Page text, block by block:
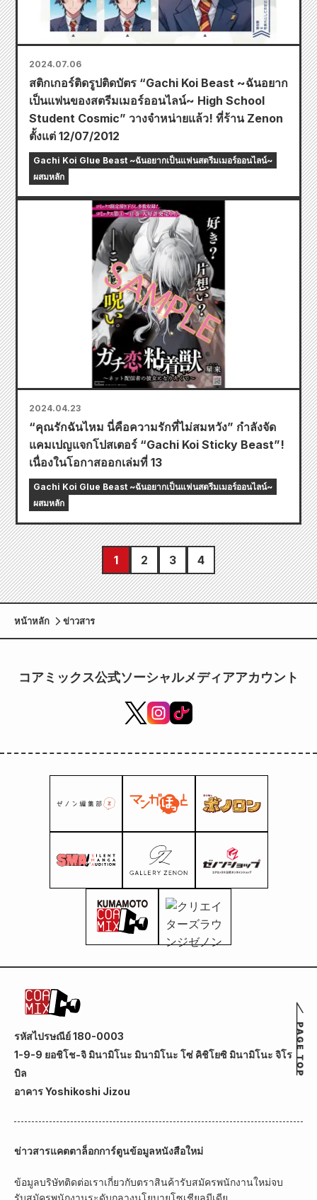
2024.07.06
สติกเกอร์ติดรูปติดบัตร “Gachi Koi Beast ~ฉันอยาก
เป็นแฟนของสตรีมเมอร์ออนไลน์~ High School
Student Cosmic” วางจำหน่ายแล้ว! ที่ร้าน Zenon
ตั้งแต่ 12/07/2012
Gachi Koi Glue Beast ~ฉันอยากเป็นแฟนสตรีมเมอร์ออนไลน์~
ผสมหลัก
2024.04.23
“คุณรักฉันไหม นี่คือความรักที่ไม่สมหวัง” กำลังจัด
แคมเปญแจกโปสเตอร์ “Gachi Koi Sticky Beast”!
เนื่องในโอกาสออกเล่มที่ 13
Gachi Koi Glue Beast ~ฉันอยากเป็นแฟนสตรีมเมอร์ออนไลน์~
ผสมหลัก
1 2 3 4
หน้าหลัก ข่าวสาร
コアミックス公式ソーシャルメディアアカウント
รหัสไปรษณีย์ 180-0003
1-9-9 ยอชิโช-จิ มินามิโนะ มินามิโนะ โซ่ คิชิโยซิ มินามิโนะ จิโร
บิล
อาคาร Yoshikoshi Jizou
ข่าวสารแคตตาล็อกการ์ตูนข้อมูลหนังสือใหม่
ข้อมูลบริษัทติดต่อเราเกี่ยวกับตราสินค้ารับสมัครพนักงานใหม่จบ